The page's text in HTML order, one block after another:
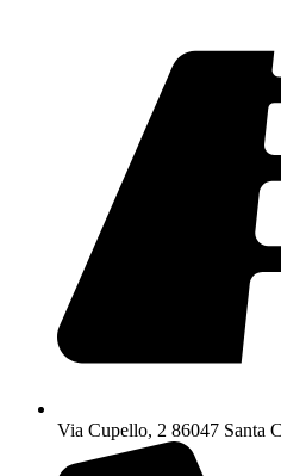
Via Cupello, 2 86047 Santa